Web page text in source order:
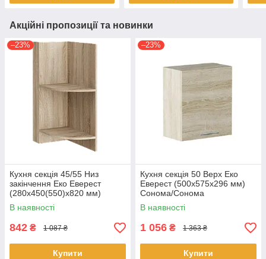
Акційні пропозиції та новинки
–23%
Кухня секція 45/55 Низ
закінчення Еко Еверест
(280х450(550)х820 мм)
Сонома
В наявності
842 ₴ 1 087 ₴
Купити
–23%
Кухня секція 50 Верх Еко
Еверест (500х575х296 мм)
Сонома/Сонома
В наявності
1 056 ₴ 1 363 ₴
Купити